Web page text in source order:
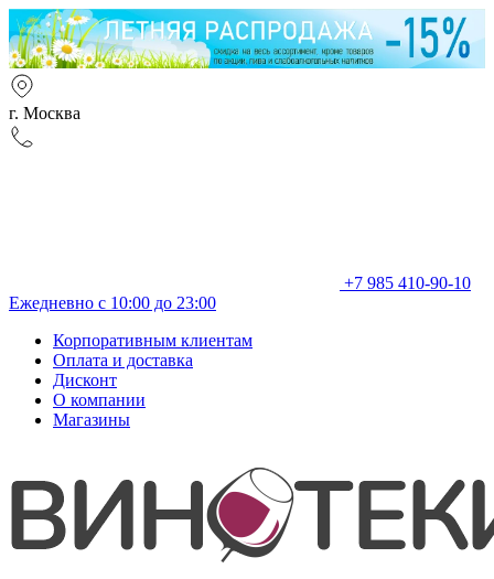
г. Москва
+7 985 410-90-10
Ежедневно с 10:00 до 23:00
Корпоративным клиентам
Оплата и доставка
Дисконт
О компании
Магазины